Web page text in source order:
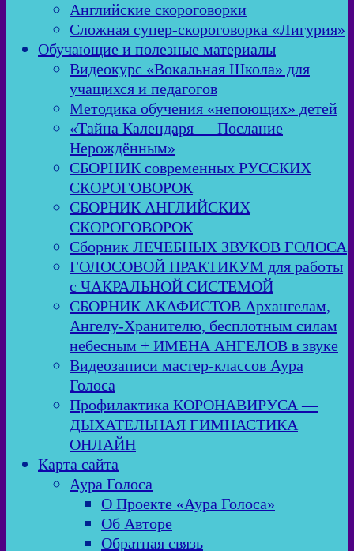
Английские скороговорки
Сложная супер-скороговорка «Лигурия»
Обучающие и полезные материалы
Видеокурс «Вокальная Школа» для
учащихся и педагогов
Методика обучения «непоющих» детей
«Тайна Календаря — Послание
Нерождённым»
СБОРНИК современных РУССКИХ
СКОРОГОВОРОК
СБОРНИК АНГЛИЙСКИХ
СКОРОГОВОРОК
Сборник ЛЕЧЕБНЫХ ЗВУКОВ ГОЛОСА
ГОЛОСОВОЙ ПРАКТИКУМ для работы
с ЧАКРАЛЬНОЙ СИСТЕМОЙ
СБОРНИК АКАФИСТОВ Архангелам,
Ангелу-Хранителю, бесплотным силам
небесным + ИМЕНА АНГЕЛОВ в звуке
Видеозаписи мастер-классов Аура
Голоса
Профилактика КОРОНАВИРУСА —
ДЫХАТЕЛЬНАЯ ГИМНАСТИКА
ОНЛАЙН
Карта сайта
Аура Голоса
О Проекте «Аура Голоса»
Об Авторе
Обратная связь